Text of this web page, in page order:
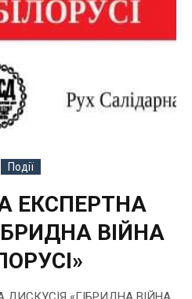
Події
ЕКСПЕРТНА
ВІЙНА